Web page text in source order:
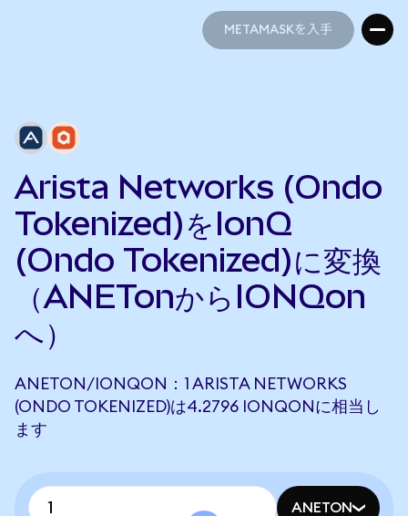
METAMASKを入手
Arista Networks (Ondo
Tokenized)をIonQ
(Ondo Tokenized)に変換
（ANETonからIONQon
へ）
ANETON/IONQON：1 ARISTA NETWORKS
(ONDO TOKENIZED)は4.2796 IONQONに相当し
ます
ANETON